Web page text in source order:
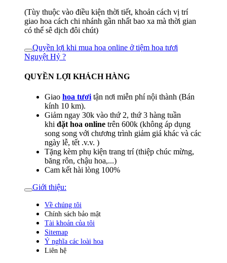
(Tùy thuộc vào điều kiện thời tiết, khoản cách vị trí
giao hoa cách chi nhánh gần nhất bao xa mà thời gian
có thể sê dịch đôi chút)
Quyền lợi khi mua hoa online ở tiệm hoa tươi
Nguyệt Hỷ ?
QUYỀN LỢI KHÁCH HÀNG
Giao hoa tươi tận nơi miễn phí nội thành (Bán
kính 10 km).
Giảm ngay 30k vào thứ 2, thứ 3 hàng tuần
khi đặt hoa online trên 600k (không áp dụng
song song với chương trình giảm giá khác và các
ngày lễ, tết .v.v. )
Tặng kèm phụ kiện trang trí (thiệp chúc mừng,
băng rôn, chậu hoa,...)
Cam kết hài lòng 100%
Giới thiệu:
Về chúng tôi
Chính sách bảo mật
Tài khoản của tôi
Sitemap
Ý nghĩa các loài hoa
Liên hệ